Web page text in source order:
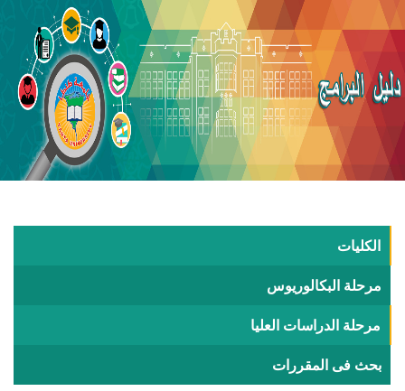
الكليات
مرحلة البكالوريوس
مرحلة الدراسات العليا
بحث فى المقررات